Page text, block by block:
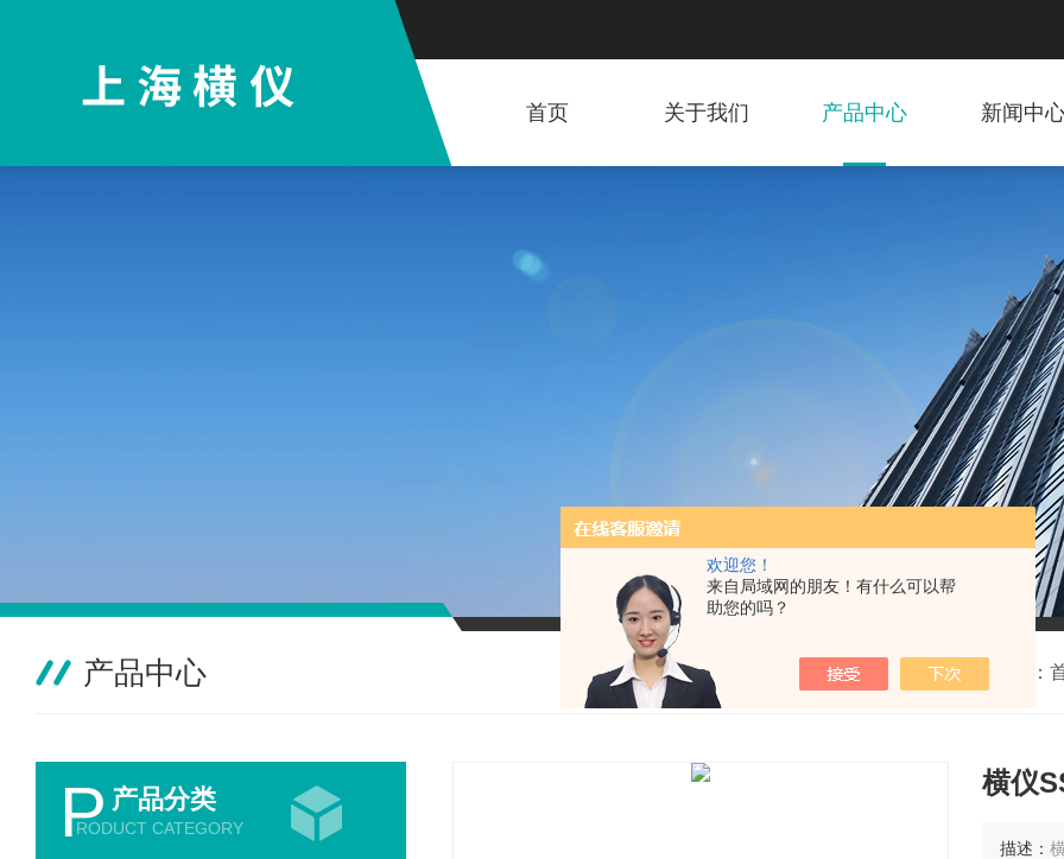
欢迎您！
来自局域网的朋友！有什么可以帮
助您的吗？
首页 关于我们 产品中心 新闻中
产品中心 我的位置：
P 产品分类
RODUCT CATEGORY
横仪
描述：